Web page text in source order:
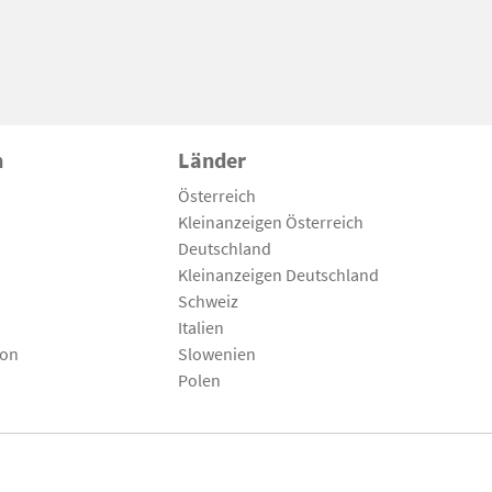
Länder
Österreich
Kleinanzeigen Österreich
Deutschland
Kleinanzeigen Deutschland
Schweiz
Italien
Slowenien
Polen